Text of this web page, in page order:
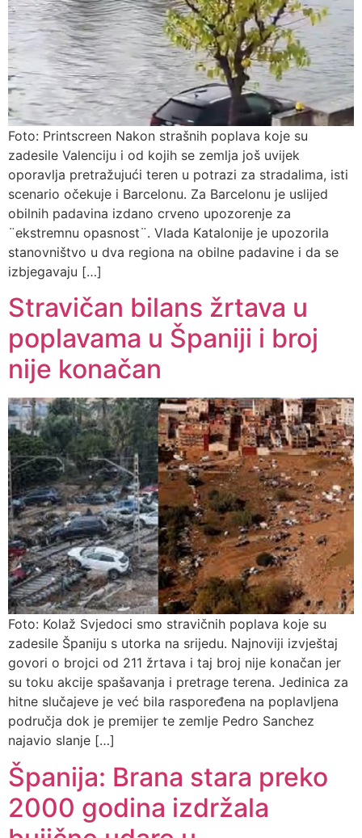
Foto: Printscreen Nakon strašnih poplava koje su
zadesile Valenciju i od kojih se zemlja još uvijek
oporavlja pretražujući teren u potrazi za stradalima, isti
scenario očekuje i Barcelonu. Za Barcelonu je uslijed
obilnih padavina izdano crveno upozorenje za
¨ekstremnu opasnost¨. Vlada Katalonije je upozorila
stanovništvo u dva regiona na obilne padavine i da se
izbjegavaju […]
Stravičan bilans žrtava u
poplavama u Španiji i broj
nije konačan
Foto: Kolaž Svjedoci smo stravičnih poplava koje su
zadesile Španiju s utorka na srijedu. Najnoviji izvještaj
govori o brojci od 211 žrtava i taj broj nije konačan jer
su toku akcije spašavanja i pretrage terena. Jedinica za
hitne slučajeve je već bila raspoređena na poplavljena
područja dok je premijer te zemlje Pedro Sanchez
najavio slanje […]
Španija: Brana stara preko
2000 godina izdržala